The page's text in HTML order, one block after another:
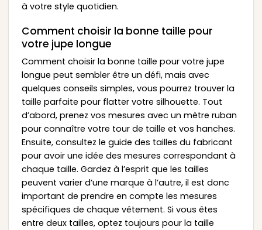
à votre style quotidien.
Comment choisir la bonne taille pour
votre jupe longue
Comment choisir la bonne taille pour votre jupe
longue peut sembler être un défi, mais avec
quelques conseils simples, vous pourrez trouver la
taille parfaite pour flatter votre silhouette. Tout
d’abord, prenez vos mesures avec un mètre ruban
pour connaître votre tour de taille et vos hanches.
Ensuite, consultez le guide des tailles du fabricant
pour avoir une idée des mesures correspondant à
chaque taille. Gardez à l’esprit que les tailles
peuvent varier d’une marque à l’autre, il est donc
important de prendre en compte les mesures
spécifiques de chaque vêtement. Si vous êtes
entre deux tailles, optez toujours pour la taille